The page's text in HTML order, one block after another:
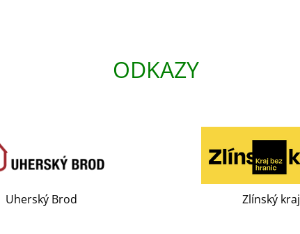
ODKAZY
Uherský Brod Zlínský kraj